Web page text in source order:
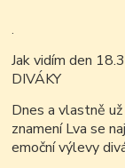
.
Jak vidím den
DIVÁKY
Dnes a vlastně
znamení Lva se
emoční výlevy